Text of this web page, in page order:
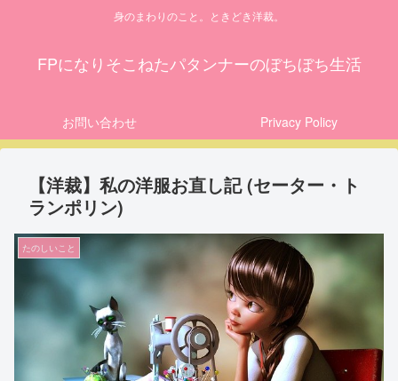
身のまわりのこと。ときどき洋裁。
FPになりそこねたパタンナーのぼちぼち生活
お問い合わせ Privacy Policy
【洋裁】私の洋服お直し記 (セーター・ト
ランポリン)
たのしいこと